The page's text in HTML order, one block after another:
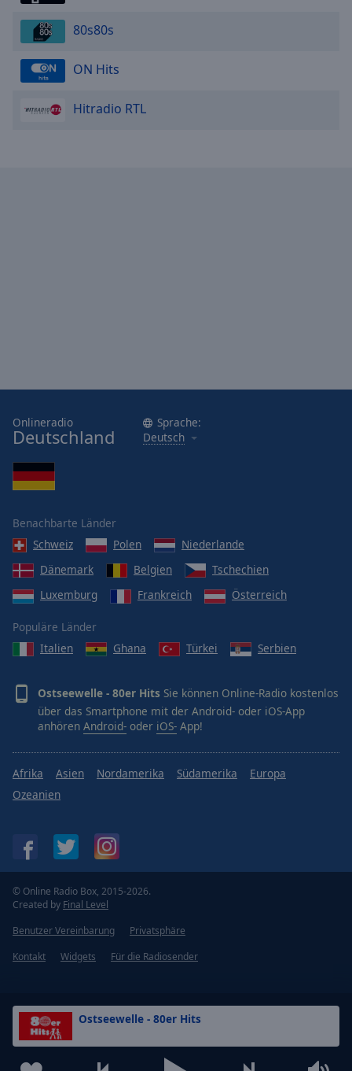
Ostseewelle - 80er Hits
80s80s
ON Hits
Hitradio RTL
Onlineradio
Deutschland
Sprache:
Deutsch
Benachbarte Länder
Schweiz
Polen
Niederlande
Dänemark
Belgien
Tschechien
Luxemburg
Frankreich Österreich
Populäre Länder
Italien
Ghana Türkei Serbien
Ostseewelle - 80er Hits Sie können Online-Radio kostenlos
über das Smartphone mit der Android- oder iOS-App
anhören Android- oder iOS- App!
Afrika Asien Nordamerika Südamerika
Europa
Ozeanien
© Online Radio Box, 2015-2026.
Created by Final Level
Benutzer Vereinbarung
Privatsphäre
Kontakt
Widgets Für die Radiosender